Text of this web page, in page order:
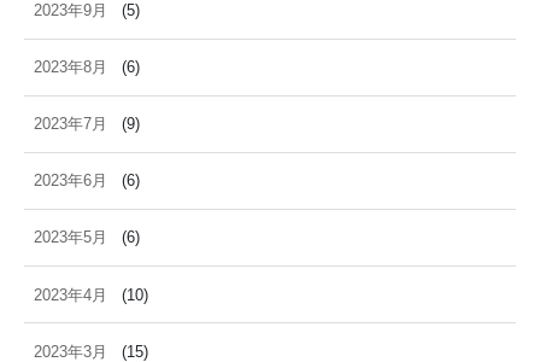
2023年9月 (5)
2023年8月 (6)
2023年7月 (9)
2023年6月 (6)
2023年5月 (6)
2023年4月 (10)
2023年3月 (15)